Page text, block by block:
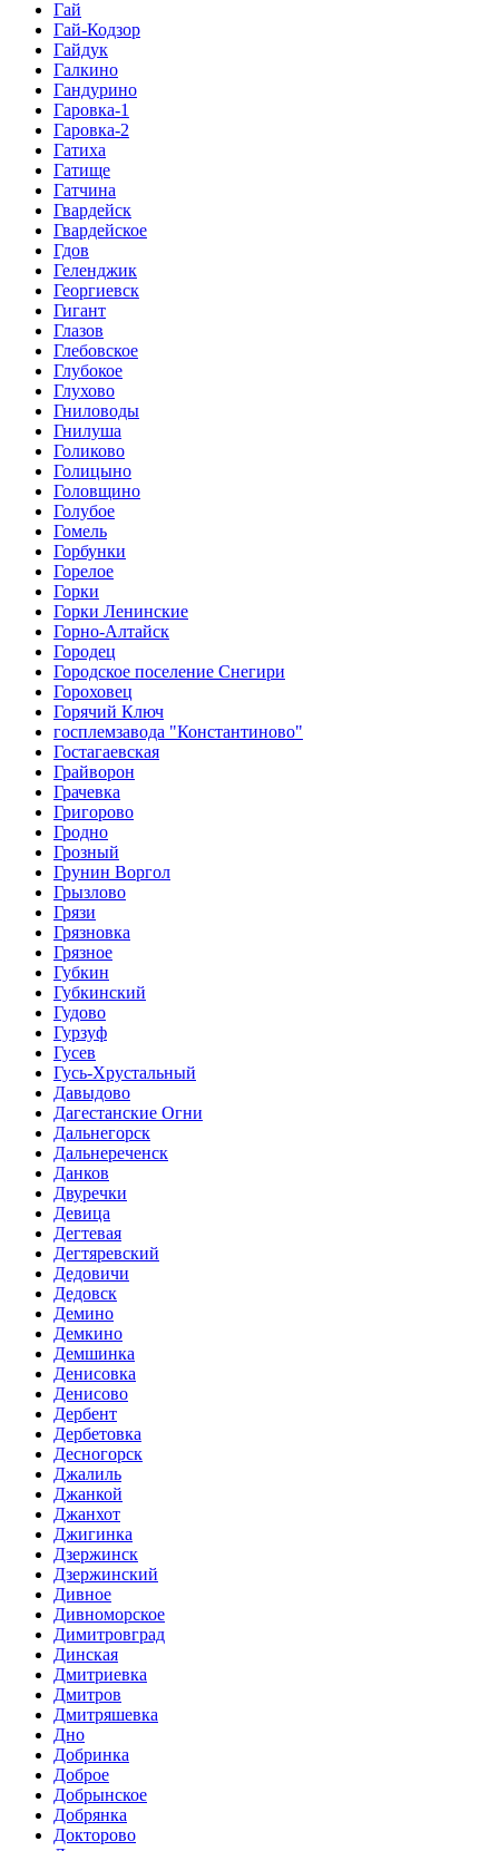
Гай
Гай-Кодзор
Гайдук
Галкино
Гандурино
Гаровка-1
Гаровка-2
Гатиха
Гатище
Гатчина
Гвардейск
Гвардейское
Гдов
Геленджик
Георгиевск
Гигант
Глазов
Глебовское
Глубокое
Глухово
Гниловоды
Гнилуша
Голиково
Голицыно
Головщино
Голубое
Гомель
Горбунки
Горелое
Горки
Горки Ленинские
Горно-Алтайск
Городец
Городское поселение Снегири
Гороховец
Горячий Ключ
госплемзавода "Константиново"
Гостагаевская
Грайворон
Грачевка
Григорово
Гродно
Грозный
Грунин Воргол
Грызлово
Грязи
Грязновка
Грязное
Губкин
Губкинский
Гудово
Гурзуф
Гусев
Гусь-Хрустальный
Давыдово
Дагестанские Огни
Дальнегорск
Дальнереченск
Данков
Двуречки
Девица
Дегтевая
Дегтяревский
Дедовичи
Дедовск
Демино
Демкино
Демшинка
Денисовка
Денисово
Дербент
Дербетовка
Десногорск
Джалиль
Джанкой
Джанхот
Джигинка
Дзержинск
Дзержинский
Дивное
Дивноморское
Димитровград
Динская
Дмитриевка
Дмитров
Дмитряшевка
Дно
Добринка
Доброе
Добрынское
Добрянка
Докторово